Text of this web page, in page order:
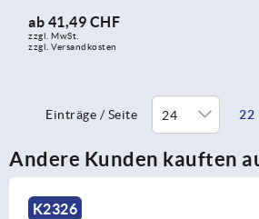
ab 41,49 CHF
zzgl. MwSt.
zzgl. Versandkosten
Einträge / Seite 22
Andere Kunden kauften
K2326